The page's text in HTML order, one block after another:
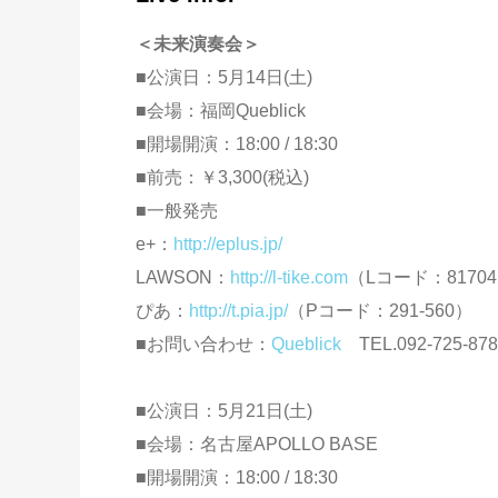
＜未来演奏会＞
■公演日：5月14日(土)
■会場：福岡Queblick
■開場開演：18:00 / 18:30
■前売：￥3,300(税込)
■一般発売
e+： http://eplus.jp/
LAWSON： http://l-tike.com （Lコード：
ぴあ： http://t.pia.jp/（Pコード：291-560）
■お問い合わせ： Queblick TEL.092-725-
■公演日：5月21日(土)
■会場：名古屋APOLLO BASE
■開場開演：18:00 / 18:30